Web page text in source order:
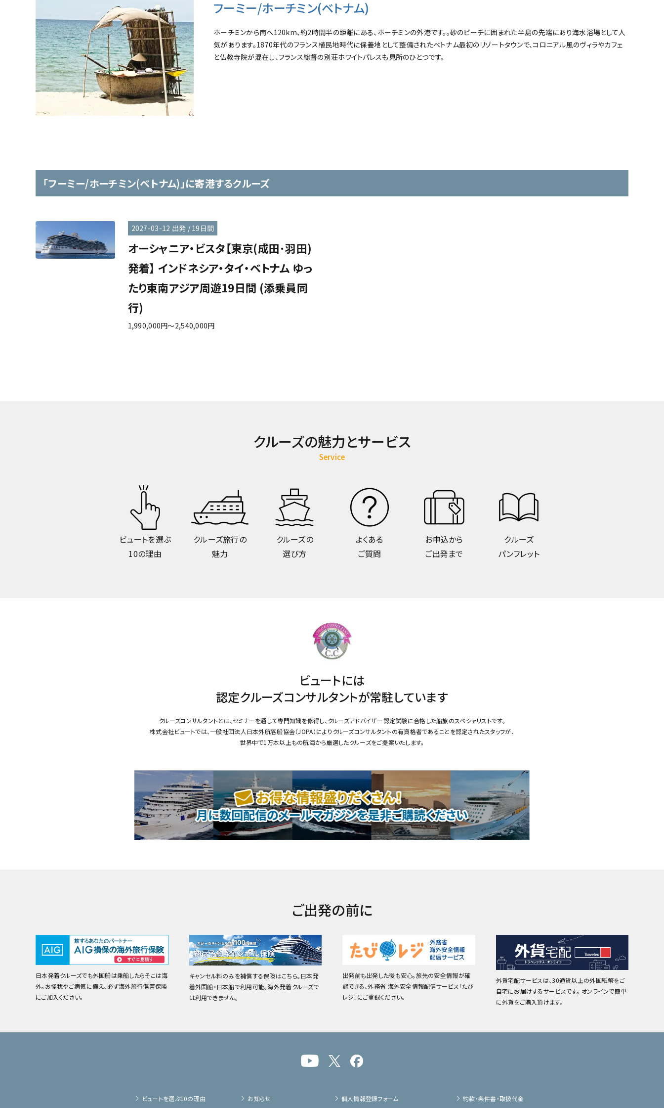
フーミー/ホーチミン(ベトナム)
ホーチミンから南へ120km、約2時間半の距離にある、ホーチミンの外港です。。砂のビーチに囲まれた半島の先端にあり海水浴場として人
気があります。1870年代のフランス植民地時代に保養地として整備されたベトナム最初のリゾートタウンで、コロニアル風のヴィラやカフェ
と仏教寺院が混在し、フランス総督の別荘ホワイトパレスも見所のひとつです。
「フーミー/ホーチミン(ベトナム)」に寄港するクルーズ
2027-03-12 出発 / 19日間
オーシャニア・ビスタ【東京(成田･羽田)
発着】 インドネシア・タイ・ベトナム ゆっ
たり東南アジア周遊19日間 (添乗員同
行)
1,990,000円～2,540,000円
クルーズの魅力とサービス
Service
ビュートを選ぶ
10の理由
クルーズ旅行の
魅力
クルーズの
選び方
よくある
ご質問
お申込から
ご出発まで
クルーズ
パンフレット
ビュートには
認定クルーズコンサルタントが常駐しています
クルーズコンサルタントとは、セミナーを通じて専門知識を修得し、クルーズアドバイザー認定試験に合格した船旅のスペシャリストです。
株式会社ビュートでは、一般社団法人日本外航客船協会（JOPA）によりクルーズコンサルタントの有資格者であることを認定されたスタッフが、
世界中で1万本以上もの航海から厳選したクルーズをご提案いたします。
ご出発の前に
日本発着クルーズでも外国船は乗船したらそこは海
外。お怪我やご病気に備え、必ず海外旅行傷害保険
にご加入ください。
キャンセル料のみを補償する保険はこちら。日本発
着外国船・日本船で利用可能。海外発着クルーズで
は利用できません。
出発前も出発した後も安心。旅先の安全情報が確
認できる、外務省 海外安全情報配信サービス「たび
レジ」にご登録ください。
外貨宅配サービスは、30通貨以上の外国紙幣をご
自宅にお届けするサービスです。 オンラインで簡単
に外貨をご購入頂けます。
ビュートを選ぶ10の理由
お知らせ
個人情報登録フォーム
約款・条件書・取扱代金